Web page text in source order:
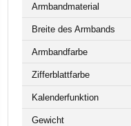
Armbandmaterial
Breite des Armbands
Armbandfarbe
Zifferblattfarbe
Kalenderfunktion
Gewicht